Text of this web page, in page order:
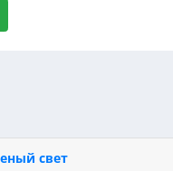
свет